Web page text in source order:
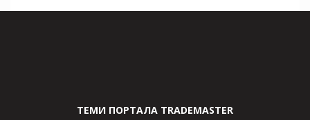
ТЕМИ ПОРТАЛА TRADEMASTER